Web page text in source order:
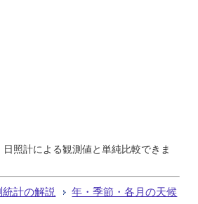
照計による観測値と単純比較できま
計の解説 年・季節・各月の天候